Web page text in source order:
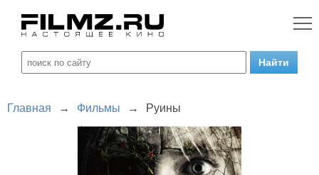
Главная → Фильмы → Руины